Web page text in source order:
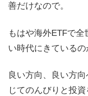
善だけなので。
もはや海外ETFで
い時代にきているの
良い方向、良い方
じてのんびりと投資